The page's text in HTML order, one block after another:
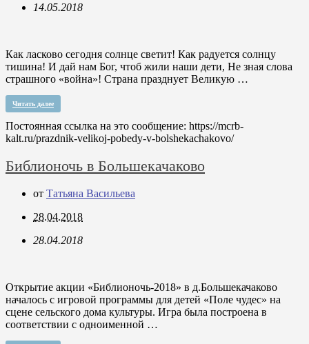
14.05.2018
Как ласково сегодня солнце светит! Как радуется солнцу
тишина! И дай нам Бог, чтоб жили наши дети, Не зная слова
страшного «война»! Страна празднует Великую …
Читать далее
Постоянная ссылка на это сообщение: https://mcrb-
kalt.ru/prazdnik-velikoj-pobedy-v-bolshekachakovo/
Библионочь в Большекачаково
от Татьяна Васильева
28.04.2018
28.04.2018
Открытие акции «Библионочь-2018» в д.Большекачаково
началось с игровой программы для детей «Поле чудес» на
сцене сельского дома культуры. Игра была построена в
соответствии с одноименной …